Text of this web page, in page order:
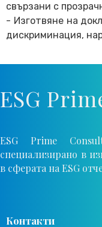
свързани с
- Изготвяне на
дискриминация,
ESG
ESG Prime
специализирано в
в сферата на ESG
Контакти